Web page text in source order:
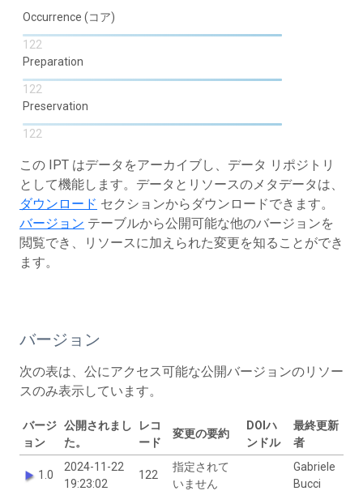
Occurrence (コア)
122
Preparation
122
Preservation
122
この IPT はデータをアーカイブし、データ リポジトリ
として機能します。データとリソースのメタデータは、
ダウンロード セクションからダウンロードできます。
バージョン テーブルから公開可能な他のバージョンを
閲覧でき、リソースに加えられた変更を知ることができ
ます。
バージョン
次の表は、公にアクセス可能な公開バージョンのリソー
スのみ表示しています。
バージ
ョン
公開されまし
た。
レコ
ード
変更の要約
DOIハ
ンドル
最終更新
者
1.0
2024-11-22
19:23:02
122
指定されて
いません
Gabriele
Bucci